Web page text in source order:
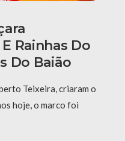
Rainhas Do
Do Baião
Teixeira, criaram o
hoje, o marco foi